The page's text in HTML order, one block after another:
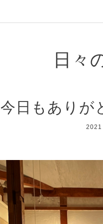
日々
今日もあり
2021